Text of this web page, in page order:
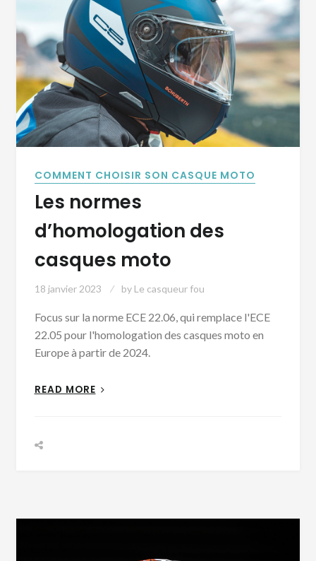
COMMENT CHOISIR SON CASQUE MOTO
Les normes
d’homologation des
casques moto
18 janvier 2023 by Le casqueur fou
Focus sur la norme ECE 22.06, qui remplace l'ECE
22.05 pour l'homologation des casques moto en
Europe à partir de 2024.
READ MORE